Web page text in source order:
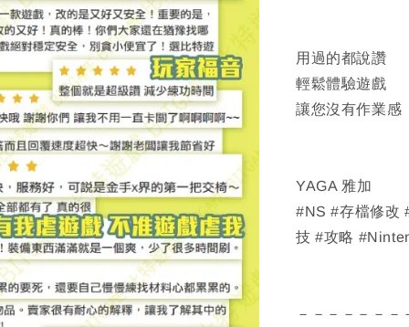
用過的都說讚
輕鬆體驗遊戲
讓您沒有作業感
YAGA 雅加
#NS #存檔修改
技 #攻略
－－－－－－